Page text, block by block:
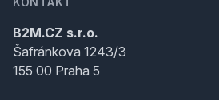
B2M.CZ s.r.o.
Šafránkova 1243/3
155 00 Praha 5